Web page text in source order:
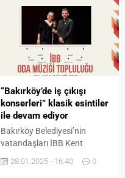
“Bakırköy’de iş çıkışı
konserleri” klasik esintiler
ile devam ediyor
Bakırköy Belediyesi’nin
vatandaşları İBB Kent
getirdiği “Bakırköy’de İş Çıkışı
28.01.2025 - 16:40 0